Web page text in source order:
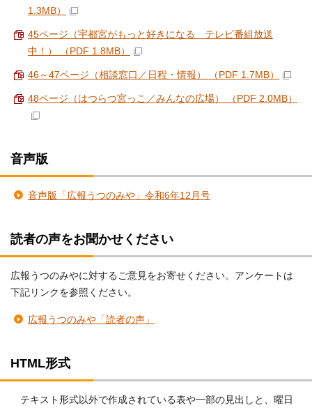
1.3MB）
45ページ（宇都宮がもっと好きになる テレビ番組放送
中！） （PDF 1.8MB）
46～47ページ（相談窓口／日程・情報） （PDF 1.7MB）
48ページ（はつらつ宮っこ／みんなの広場） （PDF 2.0MB）
音声版
音声版「広報うつのみや」令和6年12月号
読者の声をお聞かせください
広報うつのみやに対するご意見をお寄せください。アンケートは
下記リンクを参照ください。
広報うつのみや「読者の声」
HTML形式
テキスト形式以外で作成されている表や一部の見出しと、曜日